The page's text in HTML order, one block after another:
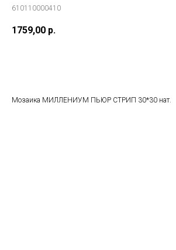
610110000410
1759,00 р.
Мозаика МИЛЛЕНИУМ ПЬЮР СТРИП 30*30 нат.